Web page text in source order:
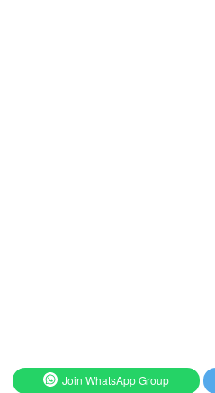
Join WhatsApp Group